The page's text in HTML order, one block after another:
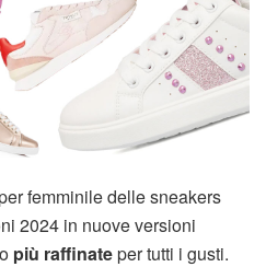
femminile delle sneakers
2024 in nuove versioni
o più raffinateper tutti i gusti.